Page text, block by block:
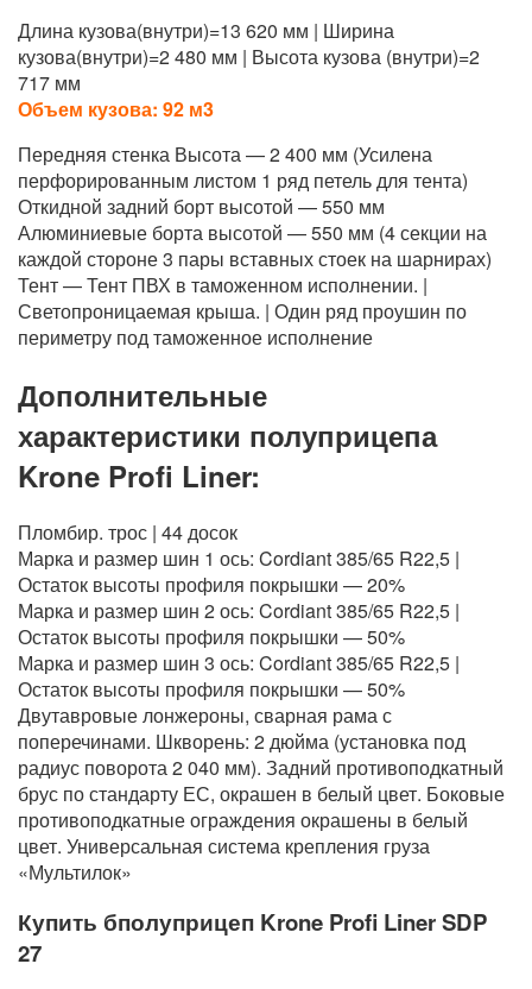
Длина кузова(внутри)=13 620 мм | Ширина
кузова(внутри)=2 480 мм | Высота кузова (внутри)=2
717 мм
Объем кузова: 92 м3
Передняя стенка Высота — 2 400 мм (Усилена
перфорированным листом 1 ряд петель для тента)
Откидной задний борт высотой — 550 мм
Алюминиевые борта высотой — 550 мм (4 секции на
каждой стороне 3 пары вставных стоек на шарнирах)
Тент — Тент ПВХ в таможенном исполнении. |
Светопроницаемая крыша. | Один ряд проушин по
периметру под таможенное исполнение
Дополнительные
характеристики полуприцепа
Krone Profi Liner:
Пломбир. трос | 44 досок
Марка и размер шин 1 ось: Cordiant 385/65 R22,5 |
Остаток высоты профиля покрышки — 20%
Марка и размер шин 2 ось: Cordiant 385/65 R22,5 |
Остаток высоты профиля покрышки — 50%
Марка и размер шин 3 ось: Cordiant 385/65 R22,5 |
Остаток высоты профиля покрышки — 50%
Двутавровые лонжероны, сварная рама с
поперечинами. Шкворень: 2 дюйма (установка под
радиус поворота 2 040 мм). Задний противоподкатный
брус по стандарту ЕС, окрашен в белый цвет. Боковые
противоподкатные ограждения окрашены в белый
цвет. Универсальная система крепления груза
«Мультилок»
Купить бполуприцеп Krone Profi Liner SDP
27